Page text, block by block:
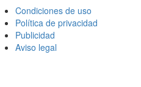
Condiciones de uso
Política de privacidad
Publicidad
Aviso legal